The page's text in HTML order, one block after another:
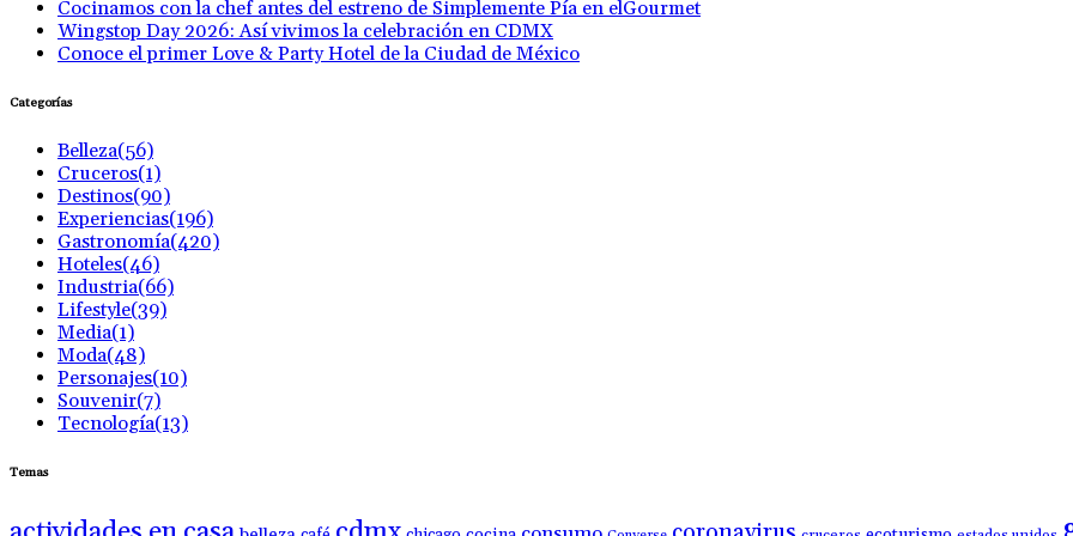
Cocinamos con la chef antes del estreno de Simplemente Pía en elGourmet
Wingstop Day 2026: Así vivimos la celebración en CDMX
Conoce el primer Love & Party Hotel de la Ciudad de México
Categorías
Belleza(56)
Cruceros(1)
Destinos(90)
Experiencias(196)
Gastronomía(420)
Hoteles(46)
Industria(66)
Lifestyle(39)
Media(1)
Moda(48)
Personajes(10)
Souvenir(7)
Tecnología(13)
Temas